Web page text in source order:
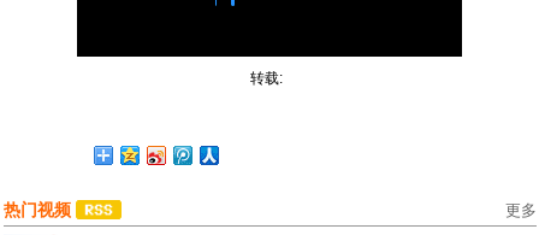
转载:
热门视频 更多